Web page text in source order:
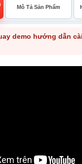
Mô Tả Sản Phẩm
demo hướng dẫn